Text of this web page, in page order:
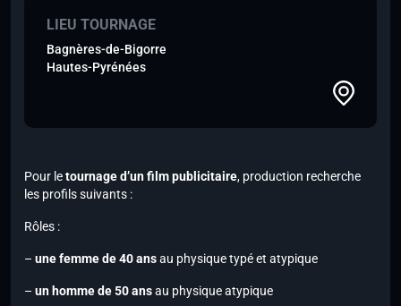
LIEU TOURNAGE
Bagnères-de-Bigorre
Hautes-Pyrénées
Pour letournage d’un film publicitaire, production recherche
les profils suivants :
Rôles :
– une femme de 40 ansau physique typé et atypique
– un homme de 50 ansau physique atypique